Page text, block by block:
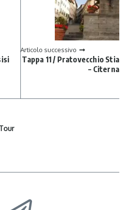
Articolo successivo
Tappa 11 / Pratovecchio Stia
– Citerna